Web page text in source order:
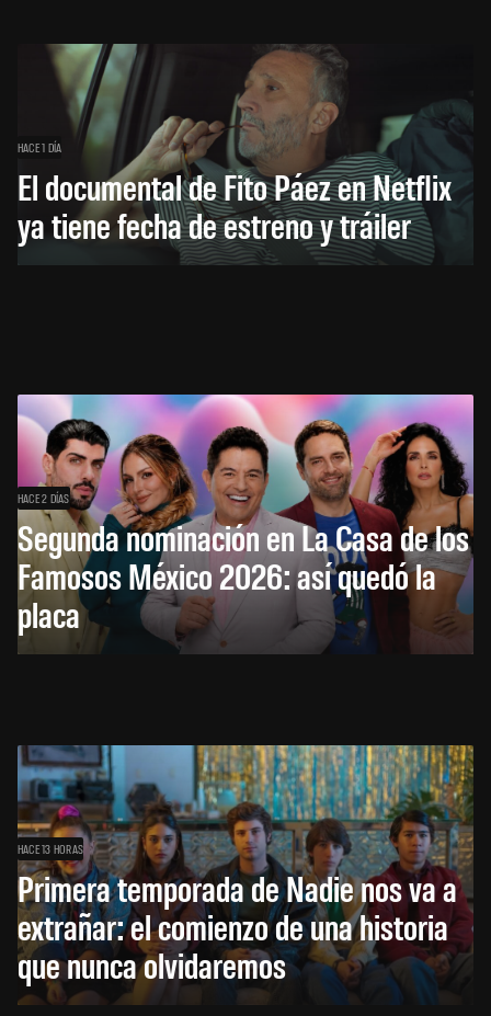
HACE 1 DÍA
El documental de Fito Páez en Netflix
ya tiene fecha de estreno y tráiler
HACE 2 DÍAS
Segunda nominación en La Casa de los
Famosos México 2026: así quedó la
placa
HACE 13 HORAS
Primera temporada de Nadie nos va a
extrañar: el comienzo de una historia
que nunca olvidaremos